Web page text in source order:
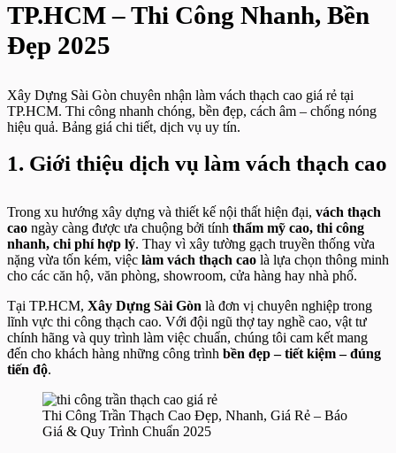
TP.HCM – Thi Công Nhanh, Bền
Đẹp 2025
Xây Dựng Sài Gòn chuyên nhận làm vách thạch cao giá rẻ tại
TP.HCM. Thi công nhanh chóng, bền đẹp, cách âm – chống nóng
hiệu quả. Bảng giá chi tiết, dịch vụ uy tín.
1. Giới thiệu dịch vụ làm vách thạch cao
Trong xu hướng xây dựng và thiết kế nội thất hiện đại, vách thạch
cao ngày càng được ưa chuộng bởi tính thẩm mỹ cao, thi công
nhanh, chi phí hợp lý. Thay vì xây tường gạch truyền thống vừa
nặng vừa tốn kém, việc làm vách thạch cao là lựa chọn thông minh
cho các căn hộ, văn phòng, showroom, cửa hàng hay nhà phố.
Tại TP.HCM, Xây Dựng Sài Gòn là đơn vị chuyên nghiệp trong
lĩnh vực thi công thạch cao. Với đội ngũ thợ tay nghề cao, vật tư
chính hãng và quy trình làm việc chuẩn, chúng tôi cam kết mang
đến cho khách hàng những công trình bền đẹp – tiết kiệm – đúng
tiến độ.
Thi Công Trần Thạch Cao Đẹp, Nhanh, Giá Rẻ – Báo
Giá & Quy Trình Chuẩn 2025